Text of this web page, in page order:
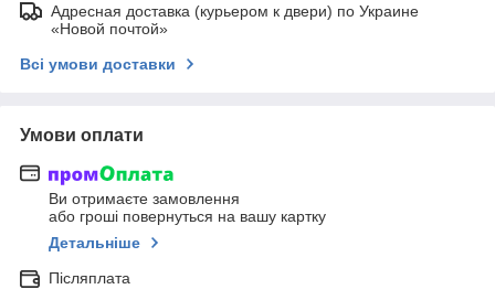
Адресная доставка (курьером к двери) по Украине
«Новой почтой»
Всі умови доставки
Умови оплати
Ви отримаєте замовлення
або гроші повернуться на вашу картку
Детальніше
Післяплата